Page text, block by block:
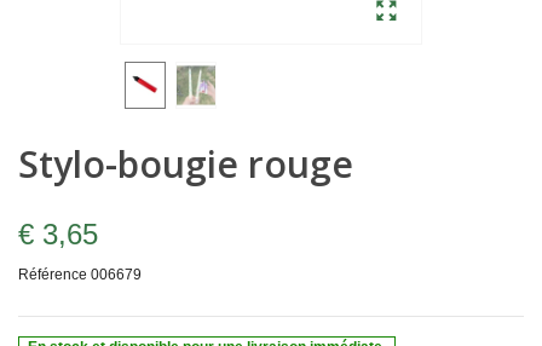
Stylo-bougie rouge
€ 3,65
Référence 006679